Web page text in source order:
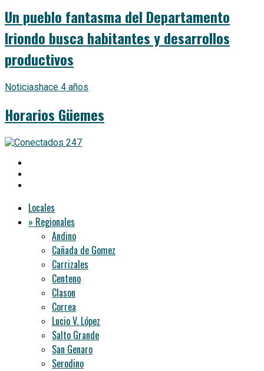
Un pueblo fantasma del Departamento
Iriondo busca habitantes y desarrollos
productivos
Noticiashace 4 años
Horarios Güemes
Locales
» Regionales
Andino
Cañada de Gomez
Carrizales
Centeno
Clason
Correa
Lucio V. López
Salto Grande
San Genaro
Serodino